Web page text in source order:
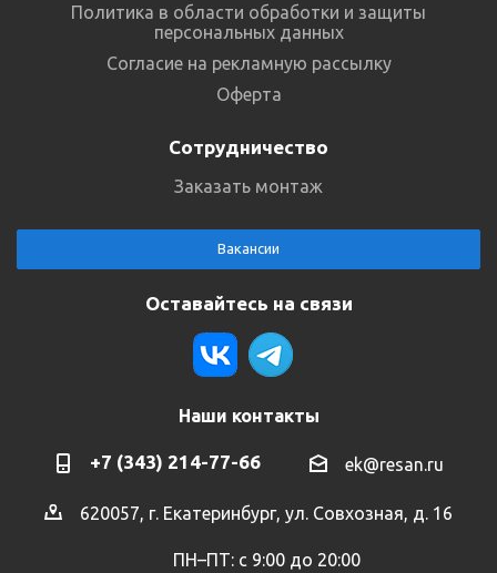
Политика в области обработки и защиты
персональных данных
Согласие на рекламную рассылку
Оферта
Сотрудничество
Заказать монтаж
Вакансии
Оставайтесь на связи
Наши контакты
+7 (343) 214-77-66 ek@resan.ru
620057, г. Екатеринбург, ул. Совхозная, д. 16
ПН–ПТ: с 9:00 до 20:00